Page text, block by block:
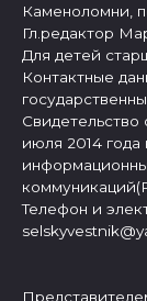
Каменоломни,
Гл.редактор
Для детей
Контактные
июля 2014
Телефон и